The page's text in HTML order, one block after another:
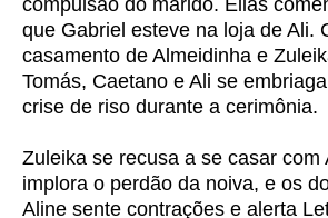
compulsão do marido. Elias
que Gabriel esteve na loja de Ali.
casamento de Almeidinha e
Tomás, Caetano e Ali se
crise de riso durante a cerimônia.
Zuleika se recusa a se casar com
implora o perdão da noiva, e os
Aline sente contrações e alerta